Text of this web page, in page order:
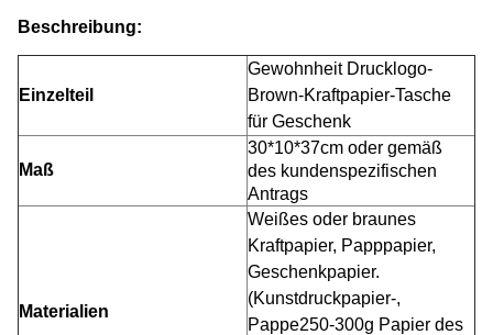
Beschreibung:
Einzelteil
Gewohnheit Drucklogo-
Brown-Kraftpapier-Tasche
für Geschenk
Maß
30*10*37cm oder gemäß
des kundenspezifischen
Antrags
Materialien
Weißes oder braunes
Kraftpapier, Papppapier,
Geschenkpapier.
(Kunstdruckpapier-,
Pappe250-300g Papier des